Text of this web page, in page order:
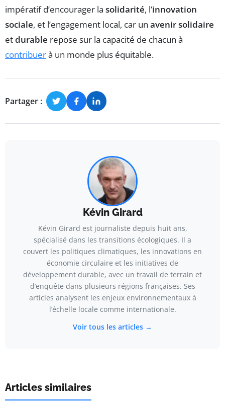
impératif d’encourager la solidarité, l’innovation
sociale, et l’engagement local, car un avenir solidaire
etdurable repose sur la capacité de chacun à
contribuerà un monde plus équitable.
Partager :
Kévin Girard
Kévin Girard est journaliste depuis huit ans,
spécialisé dans les transitions écologiques. Il a
couvert les politiques climatiques, les innovations en
économie circulaire et les initiatives de
développement durable, avec un travail de terrain et
d’enquête dans plusieurs régions françaises. Ses
articles analysent les enjeux environnementaux à
l’échelle locale comme internationale.
Voir tous les articles →
Articles similaires